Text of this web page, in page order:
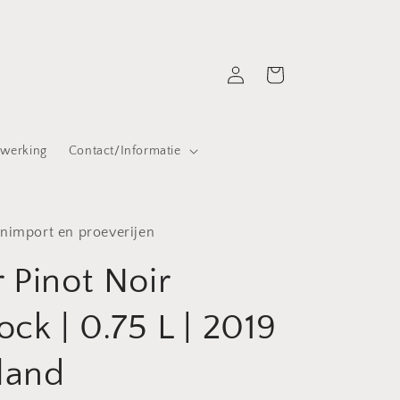
Contact/Informatie
InloggenWinkelwagen
en proeverijen
Pinot Noir
| 0.75 L | 2019